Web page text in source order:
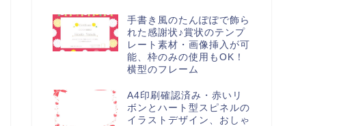
手書き風のたんぽぽで飾ら
れた感謝状♪賞状のテンプ
レート素材・画像挿入が可
能、枠のみの使用もOK！
横型のフレーム
A4印刷確認済み・赤いリ
ボンとハート型スピネルの
イラストデザイン、おしゃ